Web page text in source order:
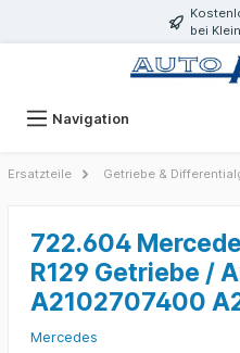
bei
Navigation
Ersatzteile Getriebe &
722.604
R129 Getriebe /
A2102707400
Mercedes